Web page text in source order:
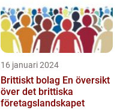
16 januari 2024
Brittiskt bolag En översikt
över det brittiska
företagslandskapet